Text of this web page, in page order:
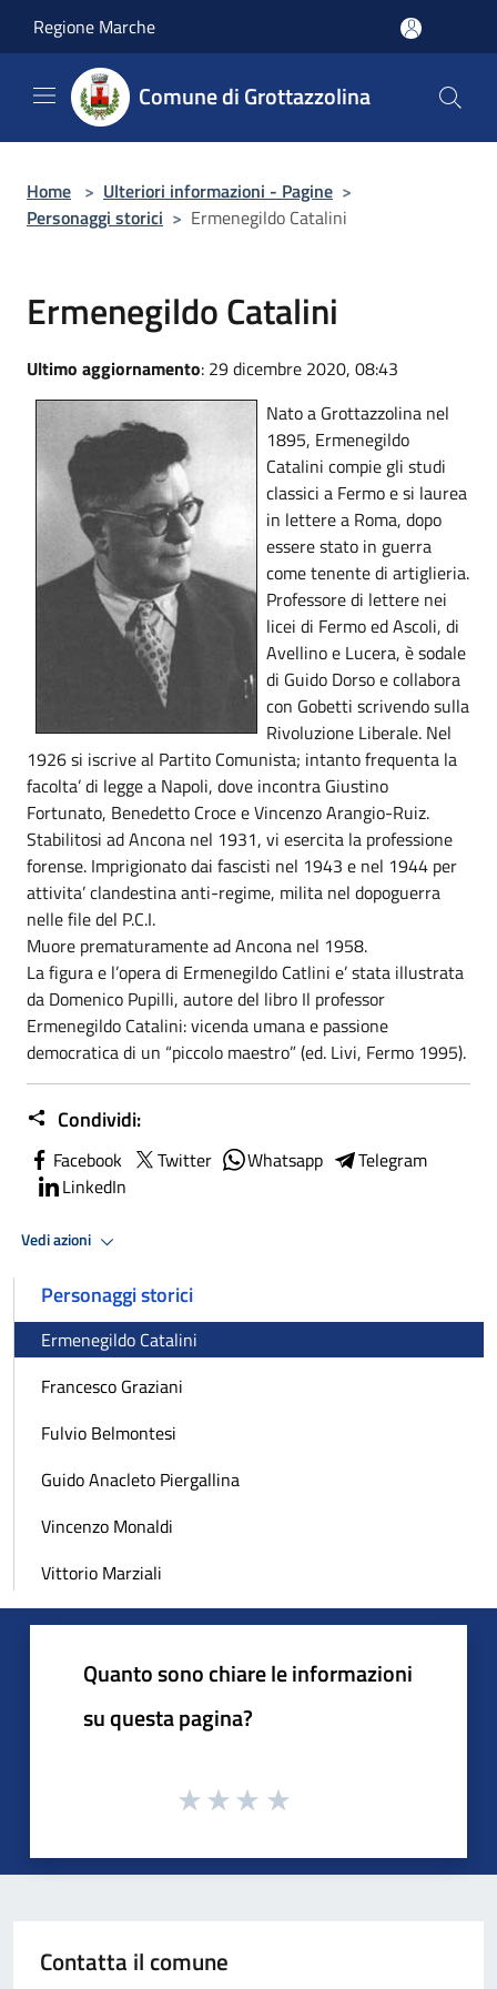
Regione Marche
Comune di Grottazzolina
Home > Ulteriori informazioni - Pagine >
Personaggi storici > Ermenegildo Catalini
Ermenegildo Catalini
Ultimo aggiornamento: 29 dicembre 2020, 08:43
Nato a Grottazzolina nel
1895, Ermenegildo
Catalini compie gli studi
classici a Fermo e si laurea
in lettere a Roma, dopo
essere stato in guerra
come tenente di artiglieria.
Professore di lettere nei
licei di Fermo ed Ascoli, di
Avellino e Lucera, è sodale
di Guido Dorso e collabora
con Gobetti scrivendo sulla
Rivoluzione Liberale. Nel
1926 si iscrive al Partito Comunista; intanto frequenta la
facolta’ di legge a Napoli, dove incontra Giustino
Fortunato, Benedetto Croce e Vincenzo Arangio-Ruiz.
Stabilitosi ad Ancona nel 1931, vi esercita la professione
forense. Imprigionato dai fascisti nel 1943 e nel 1944 per
attivita’ clandestina anti-regime, milita nel dopoguerra
nelle file del P.C.I.
Muore prematuramente ad Ancona nel 1958.
La figura e l’opera di Ermenegildo Catlini e’ stata illustrata
da Domenico Pupilli, autore del libro Il professor
Ermenegildo Catalini: vicenda umana e passione
democratica di un “piccolo maestro” (ed. Livi, Fermo 1995).
Condividi:
Facebook Twitter Whatsapp
Telegram
LinkedIn
Vedi azioni
Personaggi storici
Ermenegildo Catalini
Francesco Graziani
Fulvio Belmontesi
Guido Anacleto Piergallina
Vincenzo Monaldi
Vittorio Marziali
Quanto sono chiare le informazioni
su questa pagina?
Contatta il comune